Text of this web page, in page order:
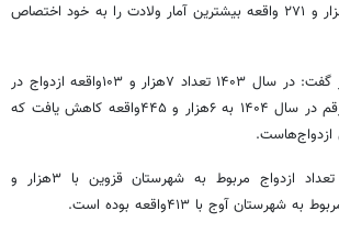
و شهرستان قزوین با ۵هزار و ۲۷۱ واقعه بیشترین آمار ولادت را به خود اختصاص
وی درباره آمار ازدواج نیز گفت: در سال ۱۴۰۳ تعداد ۷هزار و ۱۰۳واقعه ازدواج در
استان ثبت شد اما این رقم در سال ۱۴۰۴ به ۶هزار و ۴۴۵واقعه کاهش یافت که
به گفته وی، بیشترین تعداد ازدواج مربوط به شهرستان قزوین با ۳هزار و